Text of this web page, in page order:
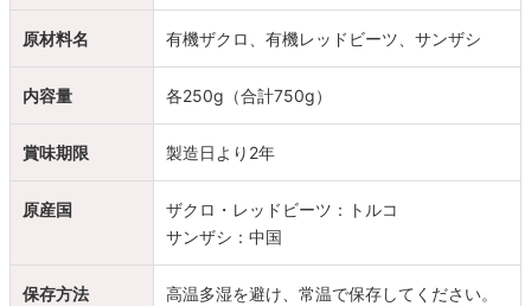
原材料名 有機ザクロ、有機レッドビーツ、サンザシ
内容量 各250g（合計750g）
賞味期限 製造日より2年
原産国
ザクロ・レッドビーツ：トルコ
サンザシ：中国
保存方法
高温多湿を避け、常温で保存してください。